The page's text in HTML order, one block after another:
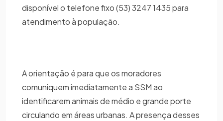
disponível o telefone fixo (53) 3247 1435 para
atendimento à população.
A orientação é para que os moradores
comuniquem imediatamente a SSM ao
identificarem animais de médio e grande porte
circulando em áreas urbanas. A presença desses